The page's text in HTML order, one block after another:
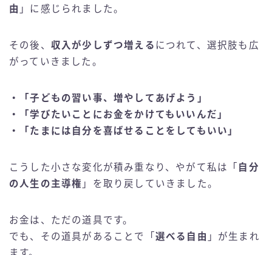
由 」に感じられました。
その後、 収入が少しずつ増える につれて、選択肢も広
がっていきました。
・「子どもの習い事、増やしてあげよう」
・「学びたいことにお金をかけてもいいんだ」
・「たまには自分を喜ばせることをしてもいい」
こうした小さな変化が積み重なり、やがて私は「 自分
の人生の主導権 」を取り戻していきました。
お金は、ただの道具です。
でも、その道具があることで「 選べる自由 」が生まれ